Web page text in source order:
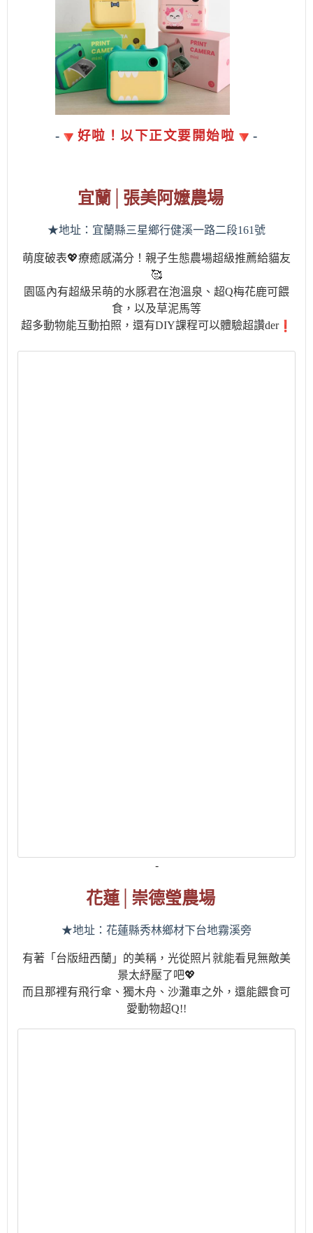
- 好啦！以下正文要開始啦 -
宜蘭│張美阿嬤農場
★地址：宜蘭縣三星鄉行健溪一路二段161號
萌度破表💖療癒感滿分！親子生態農場超級推薦給貓友
🥰
園區內有超級呆萌的水豚君在泡溫泉、超Q梅花鹿可餵
食，以及草泥馬等
超多動物能互動拍照，還有DIY課程可以體驗超讚der
-
花蓮│ 崇德瑩農場
★地址：花蓮縣秀林鄉材下台地霧溪旁
有著「台版紐西蘭」的美稱，光從照片就能看見無敵美
景太紓壓了吧💖
而且那裡有飛行傘、獨木舟、沙灘車之外，還能餵食可
愛動物超Q!!